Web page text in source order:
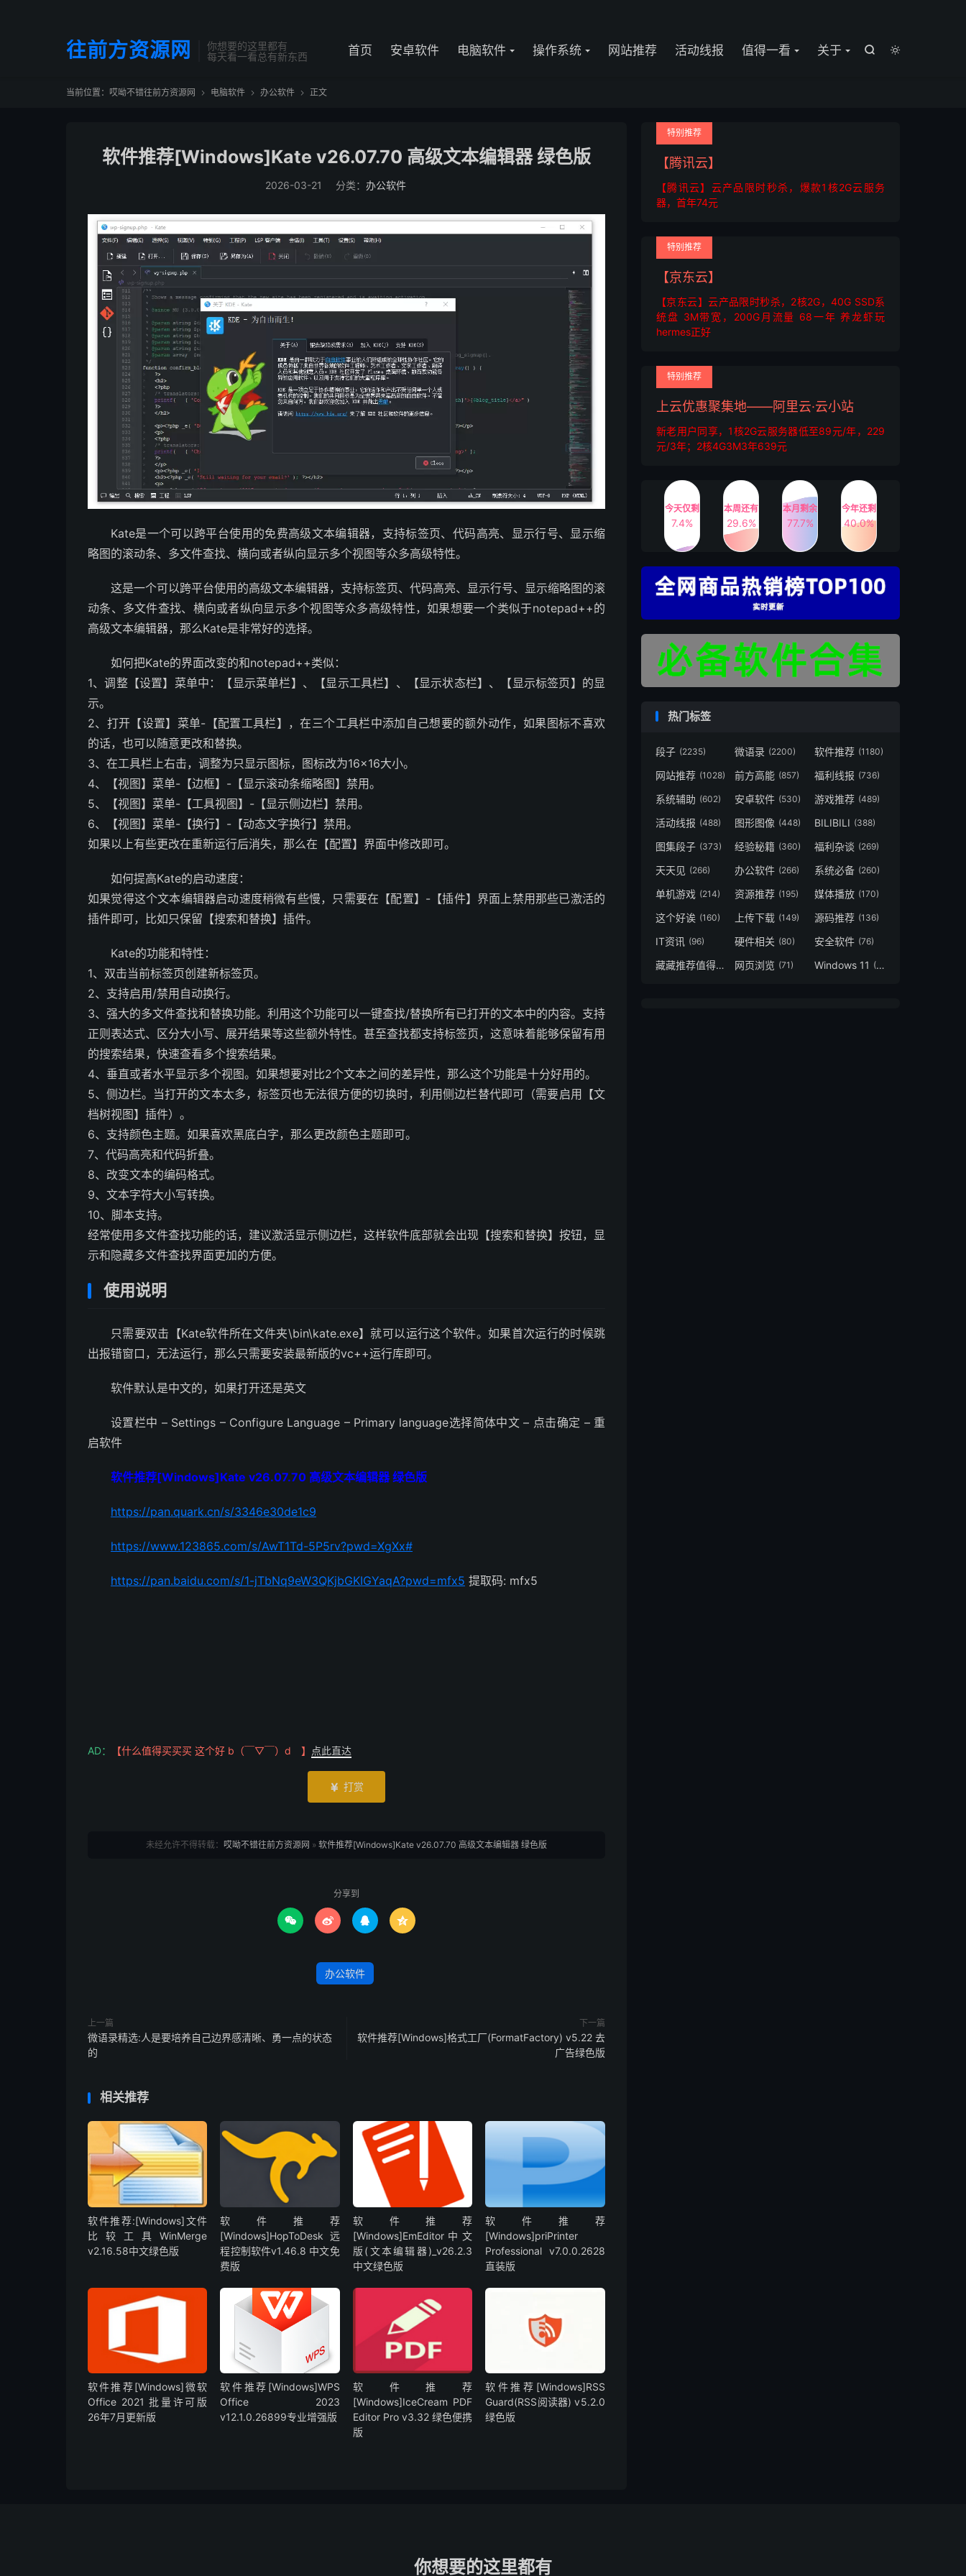
往前方资源网
你想要的这里都有
每天看一看总有新东西


首页 安卓软件 电脑软件 操作系统 网站推荐 活动线报 值得一看 关于
当前位置： 哎呦不错往前方资源网  电脑软件  办公软件  正文
软件推荐[Windows]Kate v26.07.70 高级文本编辑器 绿色版
2026-03-21 分类： 办公软件
Kate是一个可以跨平台使用的免费高级文本编辑器，支持标签页、代码高亮、显示行号、显示缩
略图的滚动条、多文件查找、横向或者纵向显示多个视图等众多高级特性。
这是一个可以跨平台使用的高级文本编辑器，支持标签页、代码高亮、显示行号、显示缩略图的滚
动条、多文件查找、横向或者纵向显示多个视图等众多高级特性，如果想要一个类似于notepad++的
高级文本编辑器，那么Kate是非常好的选择。
如何把Kate的界面改变的和notepad++类似：
1、调整【设置】菜单中：【显示菜单栏】、【显示工具栏】、【显示状态栏】、【显示标签页】的显
示。
2、打开【设置】菜单-【配置工具栏】，在三个工具栏中添加自己想要的额外动作，如果图标不喜欢
的话，也可以随意更改和替换。
3、在工具栏上右击，调整为只显示图标，图标改为16×16大小。
4、【视图】菜单-【边框】-【显示滚动条缩略图】禁用。
5、【视图】菜单-【工具视图】-【显示侧边栏】禁用。
6、【视图】菜单-【换行】-【动态文字换行】禁用。
如果以上有些更改在重新运行后消失，那么在【配置】界面中修改即可。
如何提高Kate的启动速度：
如果觉得这个文本编辑器启动速度稍微有些慢，只需要在【配置】-【插件】界面上禁用那些已激活的
插件即可，比如只保留【搜索和替换】插件。
Kate的功能和特性：
1、双击当前标签页创建新标签页。
2、支持启用/禁用自动换行。
3、强大的多文件查找和替换功能。利用这个功能可以一键查找/替换所有已打开的文本中的内容。支持
正则表达式、区分大小写、展开结果等这些额外特性。甚至查找都支持标签页，这意味着能够保留有用
的搜索结果，快速查看多个搜索结果。
4、垂直或者水平显示多个视图。如果想要对比2个文本之间的差异性，那么这个功能是十分好用的。
5、侧边栏。当打开的文本太多，标签页也无法很方便的切换时，利用侧边栏替代即可（需要启用【文
档树视图】插件）。
6、支持颜色主题。如果喜欢黑底白字，那么更改颜色主题即可。
7、代码高亮和代码折叠。
8、改变文本的编码格式。
9、文本字符大小写转换。
10、脚本支持。
经常使用多文件查找功能的话，建议激活显示侧边栏，这样软件底部就会出现【搜索和替换】按钮，显
示和隐藏多文件查找界面更加的方便。
使用说明
只需要双击【Kate软件所在文件夹\bin\kate.exe】就可以运行这个软件。如果首次运行的时候跳
出报错窗口，无法运行，那么只需要安装最新版的vc++运行库即可。
软件默认是中文的，如果打开还是英文
设置栏中 – Settings – Configure Language – Primary language选择简体中文 – 点击确定 – 重
启软件
软件推荐[Windows]Kate v26.07.70 高级文本编辑器 绿色版
https://pan.quark.cn/s/3346e30de1c9
https://www.123865.com/s/AwT1Td-5P5rv?pwd=XgXx#
https://pan.baidu.com/s/1-jTbNq9eW3QKjbGKIGYaqA?pwd=mfx5 提取码: mfx5
AD： 【什么值得买买买 这个好 b（￣▽￣）d 】 点此直达
 打赏
未经允许不得转载： 哎呦不错往前方资源网 » 软件推荐[Windows]Kate v26.07.70 高级文本编辑器 绿色版
分享到
   
办公软件
上一篇
微语录精选:人是要培养自己边界感清晰、勇一点的状态
的
下一篇
软件推荐[Windows]格式工厂(FormatFactory) v5.22 去
广告绿色版
相关推荐
软件推荐:[Windows]文件
比较工具WinMerge
v2.16.58中文绿色版
软件推荐
[Windows]HopToDesk远
程控制软件v1.46.8 中文免
费版
软件推荐
[Windows]EmEditor中文
版(文本编辑器)_v26.2.3
中文绿色版
软件推荐
[Windows]priPrinter
Professional v7.0.0.2628
直装版
软件推荐[Windows]微软
Office 2021 批量许可版
26年7月更新版
软件推荐[Windows]WPS
Office 2023
v12.1.0.26899专业增强版
软件推荐
[Windows]IceCream PDF
Editor Pro v3.32 绿色便携
版
软件推荐[Windows]RSS
Guard(RSS阅读器) v5.2.0
绿色版
特别推荐
【腾讯云】
【腾讯云】云产品限时秒杀，爆款1核2G云服务
器，首年74元
特别推荐
【京东云】
【京东云】云产品限时秒杀，2核2G，40G SSD系
统盘 3M带宽，200G月流量 68一年 养龙虾玩
hermes正好
特别推荐
上云优惠聚集地——阿里云·云小站
新老用户同享，1核2G云服务器低至89元/年，229
元/3年；2核4G3M3年639元
今天仅剩
7.4%
本周还有
29.6%
本月剩余
77.7%
今年还剩
40.0%
热门标签
段子 (2235) 微语录 (2200) 软件推荐 (1180)
网站推荐 (1028) 前方高能 (857) 福利线报 (736)
系统辅助 (602) 安卓软件 (530) 游戏推荐 (489)
活动线报 (488) 图形图像 (448) BILIBILI (388)
图集段子 (373) 经验秘籍 (360) 福利杂谈 (269)
天天见 (266) 办公软件 (266) 系统必备 (260)
单机游戏 (214) 资源推荐 (195) 媒体播放 (170)
这个好诶 (160) 上传下载 (149) 源码推荐 (136)
IT资讯 (96) 硬件相关 (80) 安全软件 (76)
藏藏推荐值得一看 (73)
网页浏览 (71) Windows 11 (49)
你想要的这里都有